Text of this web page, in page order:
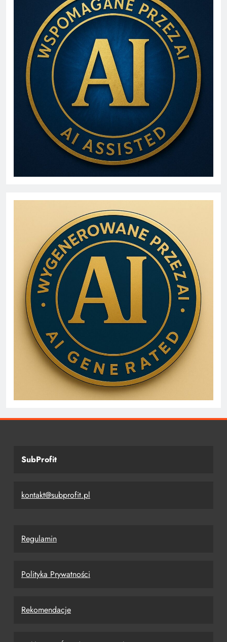
SubProfit
kontakt@subprofit.pl
Regulamin
Polityka Prywatności
Rekomendacje